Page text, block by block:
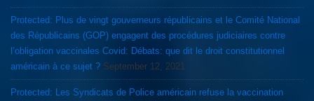
Protected: Plus de vingt gouverneurs républicains et le Comité National
des Républicains (GOP) engagent des procédures judiciaires contre
l’obligation vaccinales Covid: Débats: que dit le droit constitutionnel
américain à ce sujet ? September 12, 2021
Protected: Les Syndicats de Police américain refuse la vaccination